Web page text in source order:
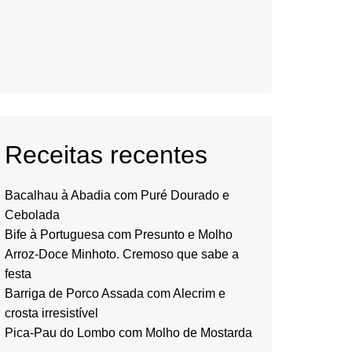
Receitas recentes
Bacalhau à Abadia com Puré Dourado e
Cebolada
Bife à Portuguesa com Presunto e Molho
Arroz-Doce Minhoto. Cremoso que sabe a
festa
Barriga de Porco Assada com Alecrim e
crosta irresistível
Pica-Pau do Lombo com Molho de Mostarda